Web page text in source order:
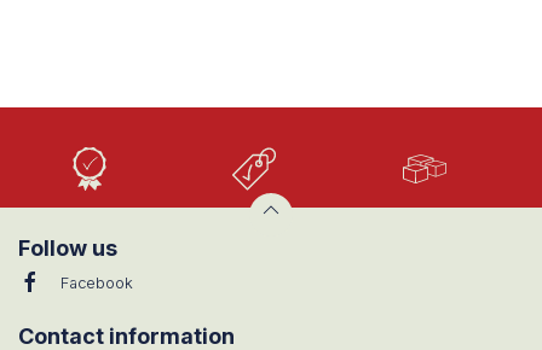
Kvalitet
Follow us
Facebook
Contact information